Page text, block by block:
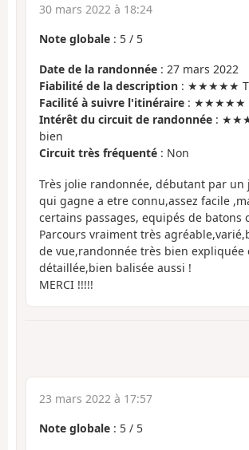
30 mars 2022 à 18:24
Note globale : 5 / 5
Date de la randonnée : 27 mars 2022
Fiabilité de la description : ★★★★★
Facilité à suivre l'itinéraire : ★★★★★
Intérêt du circuit de randonnée :
bien
Circuit très fréquenté : Non
Très jolie randonnée, débutant par un
qui gagne a etre connu,assez facile
certains passages, equipés de batons
Parcours vraiment très
de vue,randonnée très bien expliquée
détaillée,bien balisée aussi !
MERCI !!!!!
23 mars 2022 à 17:57
Note globale : 5 / 5